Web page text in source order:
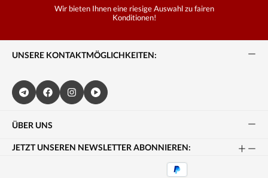
Wir bieten Ihnen eine riesige Auswahl zu fairen
Konditionen!
UNSERE KONTAKTMÖGLICHKEITEN:
ÜBER UNS
JETZT UNSEREN NEWSLETTER ABONNIEREN: